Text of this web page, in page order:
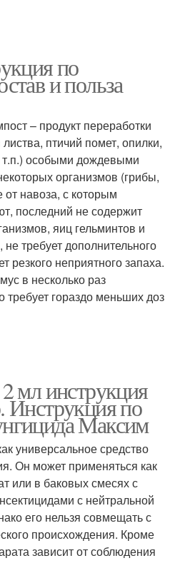
по
и польза
– продукт переработки
птичий помет, опилки,
т.п.) особыми дождевыми
организмов (грибы,
от навоза, с которым
последний не содержит
яиц гельминтов и
требует дополнительного
резкого неприятного запаха.
в несколько раз
гораздо меньших доз
мл инструкция
по
Максим
универсальное средство
Он может применяться как
или в баковых смесях с
с нейтральной
его нельзя совмещать с
происхождения. Кроме
зависит от соблюдения